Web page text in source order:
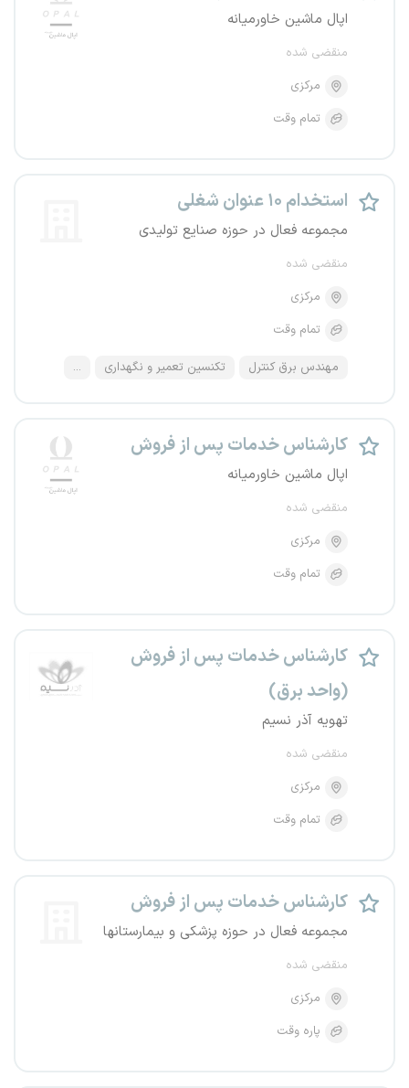
اپال ماشین خاورمیانه
منقضی شده
مرکزی
تمام وقت
استخدام ۱۰ عنوان شغلی
مجموعه فعال در حوزه صنایع تولیدی
منقضی شده
مرکزی
تمام وقت
مهندس برق کنترل تکنسین تعمیر و نگهداری ...
کارشناس خدمات پس از فروش
اپال ماشین خاورمیانه
منقضی شده
مرکزی
تمام وقت
کارشناس خدمات پس از فروش
(واحد برق)
تهویه آذر نسیم
منقضی شده
مرکزی
تمام وقت
کارشناس خدمات پس از فروش
مجموعه فعال در حوزه پزشکی و بیمارستانها
منقضی شده
مرکزی
پاره وقت